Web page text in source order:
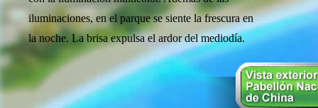
iluminaciones, en el parque se siente la frescura en
la noche. La brisa expulsa el ardor del mediodía.